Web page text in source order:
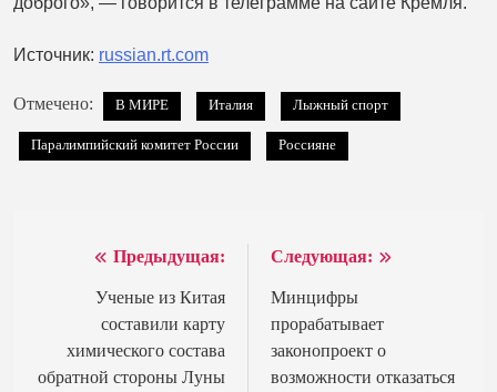
Источник: russian.rt.com
Отмечено: В МИРЕ Италия Лыжный спорт
Паралимпийский комитет России Россияне
Навигация
записям
Предыдущая:
Ученые из Китая
составили карту
химического состава
обратной стороны Луны
Следующая:
Минцифры
прорабатывает
законопроект о
возможности отказаться